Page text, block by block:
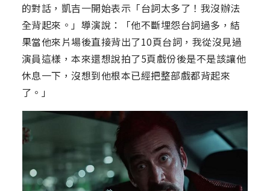
的對話，凱吉一開始表示「台詞太多了！我沒辦法
全背起來。」導演說：「他不斷埋怨台詞過多，結
果當他來片場後直接背出了10頁台詞，我從沒見過
演員這樣，本來還想說拍了5頁戲份後是不是該讓他
休息一下，沒想到他根本已經把整部戲都背起來
了。」